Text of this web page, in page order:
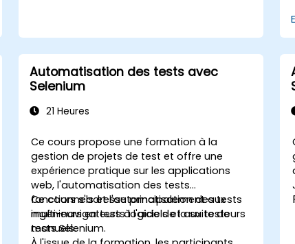
Automatisation des tests avec
Selenium
21 Heures
Ce cours propose une formation à la
gestion de projets de test et offre une
expérience pratique sur les applications
web, l'automatisation des tests
fonctionnels et l'automatisation des tests
multi-navigateurs à l'aide de la suite de
tests Selenium.
Ce cours s'adresse principalement aux
ingénieurs en tests logiciels et aux testeurs
manuels.